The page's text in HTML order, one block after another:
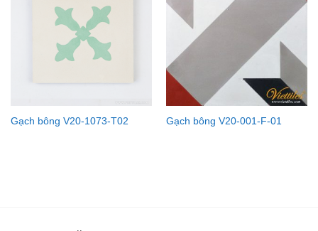
Gạch bông V20-1073-T02 Gạch bông V20-001-F-01